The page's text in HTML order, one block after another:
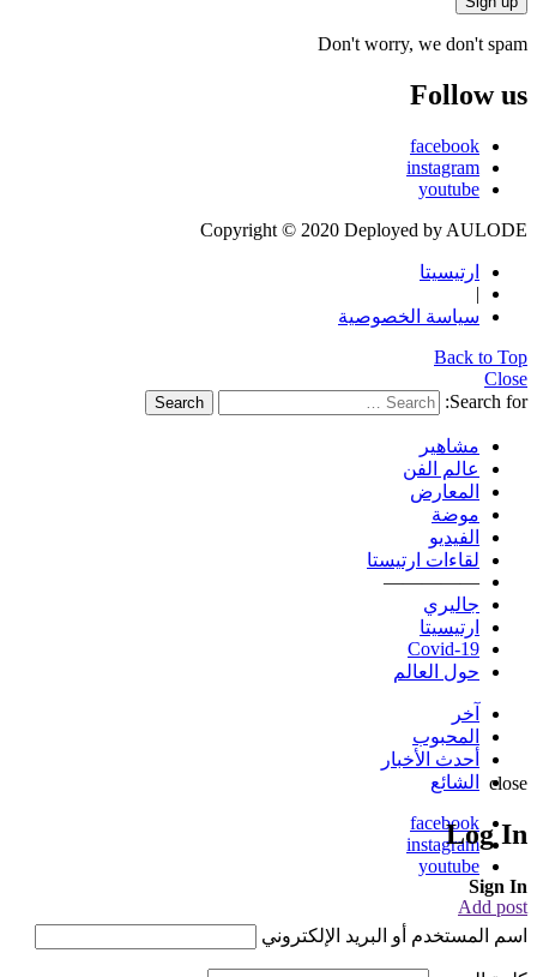
Don't worry, we don't spam
Follow us
facebook
instagram
youtube
Copyright © 2020 Deployed by AULODE
ارتيسيتا
|
سياسة الخصوصية
Back to Top
Close
Search for:
Search
مشاهير
عالم الفن
المعارض
موضة
الفيديو
لقاءات ارتيستا
—————
جاليري
ارتيسيتا
Covid-19
حول العالم
آخر
المحبوب
أحدث الأخبار
الشائع
facebook
instagram
youtube
Add post
close
Log In
Sign In
اسم المستخدم أو البريد الإلكتروني